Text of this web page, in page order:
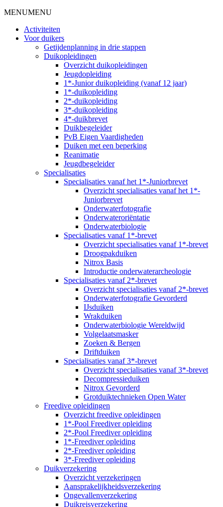
MENUMENU
Activiteiten
Voor duikers
Getijdenplanning in drie stappen
Duikopleidingen
Overzicht duikopleidingen
Jeugdopleiding
1*-Junior duikopleiding (vanaf 12 jaar)
1*-duikopleiding
2*-duikopleiding
3*-duikopleiding
4*-duikbrevet
Duikbegeleider
PvB Eigen Vaardigheden
Duiken met een beperking
Reanimatie
Jeugdbegeleider
Specialisaties
Specialisaties vanaf het 1*-Juniorbrevet
Overzicht specialisaties vanaf het 1*-
Juniorbrevet
Onderwaterfotografie
Onderwateroriëntatie
Onderwaterbiologie
Specialisaties vanaf 1*-brevet
Overzicht specialisaties vanaf 1*-brevet
Droogpakduiken
Nitrox Basis
Introductie onderwaterarcheologie
Specialisaties vanaf 2*-brevet
Overzicht specialisaties vanaf 2*-brevet
Onderwaterfotografie Gevorderd
IJsduiken
Wrakduiken
Onderwaterbiologie Wereldwijd
Volgelaatsmasker
Zoeken & Bergen
Driftduiken
Specialisaties vanaf 3*-brevet
Overzicht specialisaties vanaf 3*-brevet
Decompressieduiken
Nitrox Gevorderd
Grotduiktechnieken Open Water
Freedive opleidingen
Overzicht freedive opleidingen
1*-Pool Freediver opleiding
2*-Pool Freediver opleiding
1*-Freediver opleiding
2*-Freediver opleiding
3*-Freediver opleiding
Duikverzekering
Overzicht verzekeringen
Aansprakelijkheidsverzekering
Ongevallenverzekering
Duikreisverzekering